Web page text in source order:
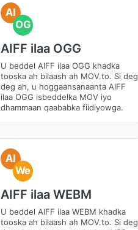
AI
OG
AIFF ilaa OGG
U beddel AIFF ilaa OGG khadka
tooska ah bilaash ah MOV.to. Si deg
deg ah, u hoggaansanaanta AIFF
ilaa OGG isbeddelka MOV iyo
dhammaan qaababka fiidiyowga.
AI
We
AIFF ilaa WEBM
U beddel AIFF ilaa WEBM khadka
tooska ah bilaash ah MOV.to. Si deg